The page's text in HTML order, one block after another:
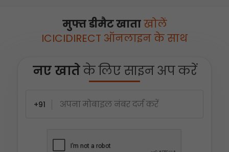
मुफ्त डीमैट खाताखोलें
ICICIDIRECT ऑनलाइन के साथ
नए खातेके लिए साइन अप करें
+91